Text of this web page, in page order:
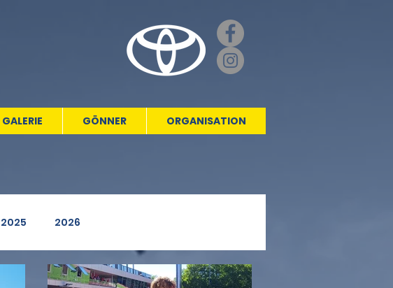
GALERIE GÖNNER ORGANISATION
2025 2026